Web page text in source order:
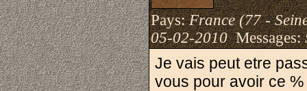
Pays:France (77 -
05-02-2010Messages:
Je vais peut etre
vous pour avoir ce %